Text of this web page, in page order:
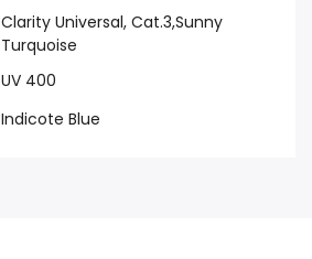
Clarity Universal, Cat.3,Sunny
Turquoise
UV 400
Indicote Blue